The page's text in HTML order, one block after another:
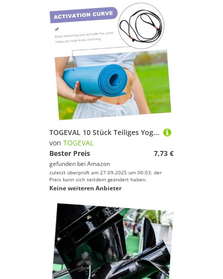
TOGEVAL 10 Stück Teiliges Yoga Dehnungsband mit Schlaufen Hochelastisches Vielseitiges Fitness Stretchband für Yoga und Pilates Leicht Tragbar Verbessert Flexibilität und Zufällige Farbe
von TOGEVAL
Bester Preis
7,73 €
gefunden bei Amazon
zuletzt überprüft am 27.09.2025 um 00:03; der
Preis kann sich seitdem geändert haben.
Keine weiteren Anbieter